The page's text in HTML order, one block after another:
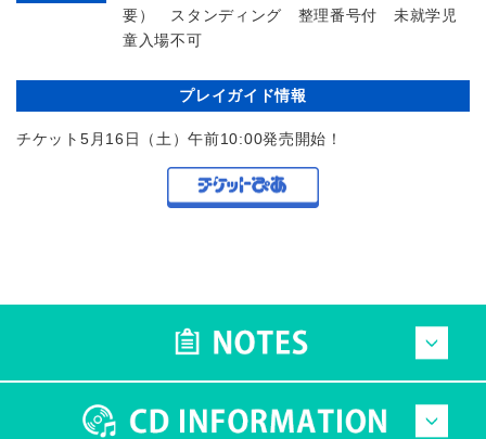
要） スタンディング 整理番号付 未就学児
童入場不可
プレイガイド情報
チケット5月16日（土）午前10:00発売開始！